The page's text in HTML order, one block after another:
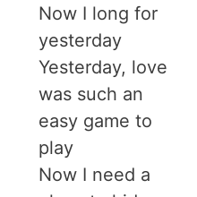
Now I long for
yesterday
Yesterday, love
was such an
easy game to
play
Now I need a